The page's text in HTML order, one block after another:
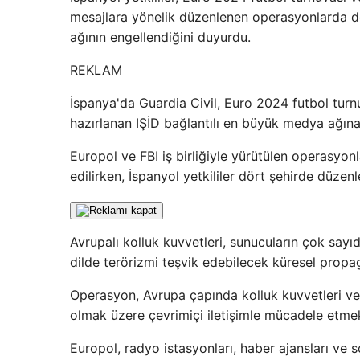
mesajlara yönelik düzenlenen operasyonlarda
ağının engellendiğini duyurdu.
REKLAM
İspanya'da Guardia Civil, Euro 2024 futbol
hazırlanan IŞİD bağlantılı en büyük medya
Europol ve FBI iş birliğiyle yürütülen
edilirken, İspanyol yetkililer dört şehirde
Avrupalı ​​kolluk kuvvetleri, sunucuların çok
dilde terörizmi teşvik edebilecek küresel
Operasyon, Avrupa çapında kolluk kuvvetleri
olmak üzere çevrimiçi iletişimle mücadele
Europol, radyo istasyonları, haber ajansları